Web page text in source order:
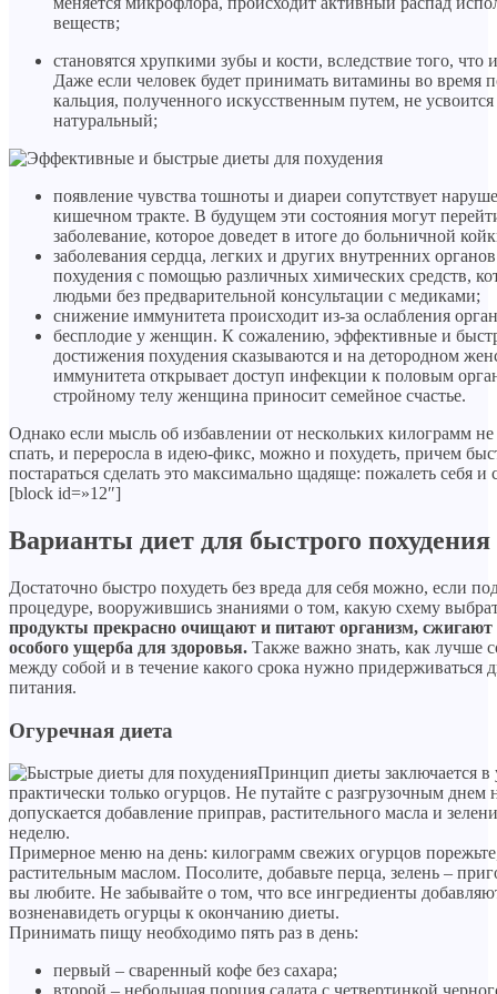
веществ;
становятся хрупкими зубы и кости, вследствие того, что
Даже если человек будет принимать витамины во время
кальция, полученного искусственным путем, не усвоится
натуральный;
появление чувства тошноты и диареи сопутствует
кишечном тракте. В будущем эти состояния могут
заболевание, которое доведет в итоге до больничной
заболевания сердца, легких и других внутренних
похудения с помощью различных химических средств,
людьми без предварительной консультации с медиками;
снижение иммунитета происходит из-за ослабления
бесплодие у женщин. К сожалению, эффективные и
достижения похудения сказываются и на детородном
иммунитета открывает доступ инфекции к половым
стройному телу женщина приносит семейное счастье.
Однако если мысль об избавлении от нескольких килограмм
спать, и переросла в идею-фикс, можно и похудеть, причем
постараться сделать это максимально щадяще: пожалеть себя и
[block id=»12″]
Варианты диет для быстрого похудения
Достаточно быстро похудеть без вреда для себя можно, если
процедуре, вооружившись знаниями о том, какую схему
продукты прекрасно очищают и питают организм,
особого ущерба для здоровья. Также важно знать, как лучше
между собой и в течение какого срока нужно придерживаться
питания.
Огуречная диета
Принцип диеты заключается в
практически только огурцов. Не путайте с разгрузочным днем
допускается добавление приправ, растительного масла и
неделю.
Примерное меню на день: килограмм свежих огурцов
растительным маслом. Посолите, добавьте перца, зелень –
вы любите. Не забывайте о том, что все ингредиенты
возненавидеть огурцы к окончанию диеты.
Принимать пищу необходимо пять раз в день:
первый – сваренный кофе без сахара;